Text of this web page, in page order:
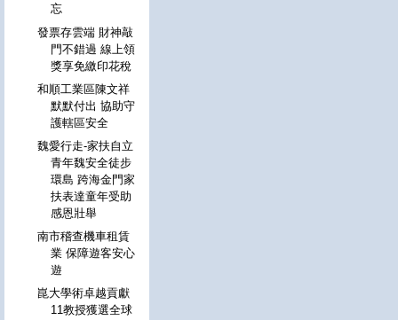
忘
發票存雲端 財神敲
門不錯過 線上領
獎享免繳印花稅
和順工業區陳文祥
默默付出 協助守
護轄區安全
魏愛行走-家扶自立
青年魏安全徒步
環島 跨海金門家
扶表達童年受助
感恩壯舉
南市稽查機車租賃
業 保障遊客安心
遊
崑大學術卓越貢獻
11教授獲選全球